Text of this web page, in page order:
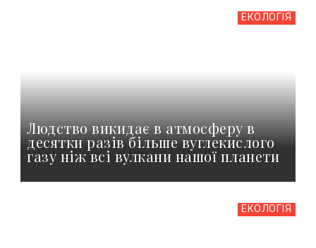
ЕКОЛОГІЯ
Людство викидає в атмосферу в
десятки разів більше вуглекислого
газу ніж всі вулкани нашої планети
ЕКОЛОГІЯ